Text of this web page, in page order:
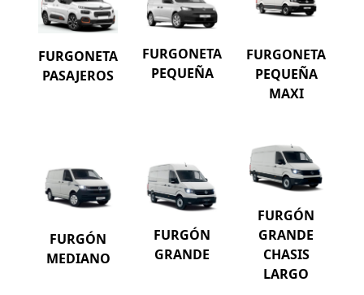
FURGONETA
PASAJEROS
FURGONETA
PEQUEÑA
FURGONETA
PEQUEÑA
MAXI
FURGÓN
MEDIANO
FURGÓN
GRANDE
FURGÓN
GRANDE
CHASIS
LARGO